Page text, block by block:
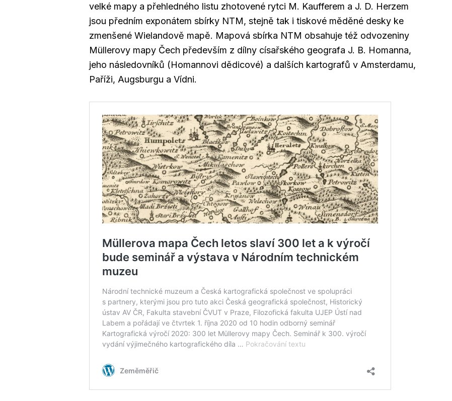
velké mapy a přehledného listu zhotovené rytci M. Kaufferem a J. D. Herzem
jsou předním exponátem sbírky NTM, stejně tak i tiskové měděné desky ke
zmenšené Wielandově mapě. Mapová sbírka NTM obsahuje též odvozeniny
Müllerovy mapy Čech především z dílny císařského geografa J. B. Homanna,
jeho následovníků (Homannovi dědicové) a dalších kartografů v Amsterdamu,
Paříži, Augsburgu a Vídni.